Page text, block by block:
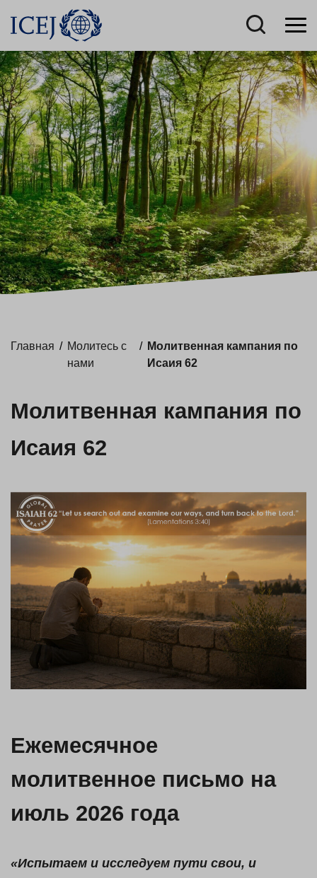
Главная / Молитесь с
нами
/ Молитвенная кампания по
Исаия 62
Молитвенная кампания по
Исаия 62
Ежемесячное
молитвенное письмо на
июль 2026 года
«Испытаем и исследуем пути свои, и